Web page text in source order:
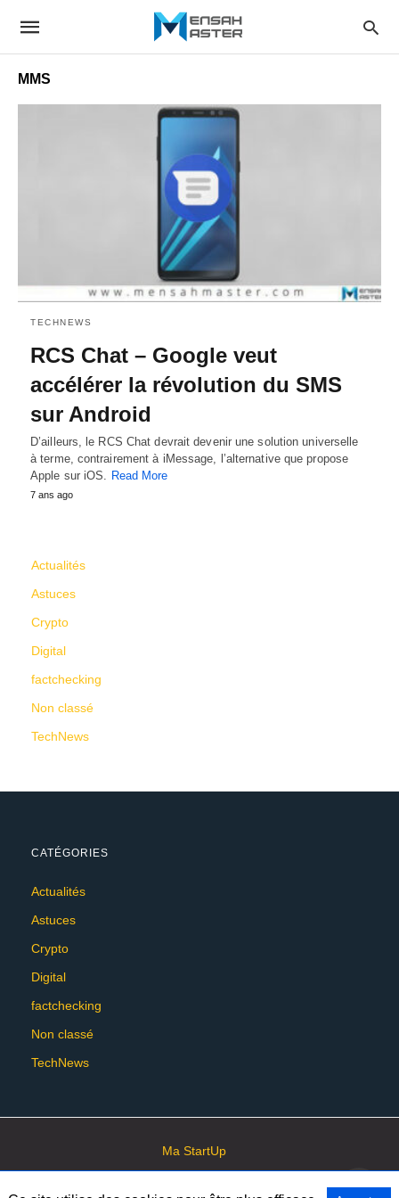
MMS
TECHNEWS
RCS Chat – Google veut
accélérer la révolution du SMS
sur Android
D’ailleurs, le RCS Chat devrait devenir une solution universelle
à terme, contrairement à iMessage, l’alternative que propose
Apple sur iOS. Read More
7 ans ago
Actualités
Astuces
Crypto
Digital
factchecking
Non classé
TechNews
CATÉGORIES
Actualités
Astuces
Crypto
Digital
factchecking
Non classé
TechNews
Ma StartUp